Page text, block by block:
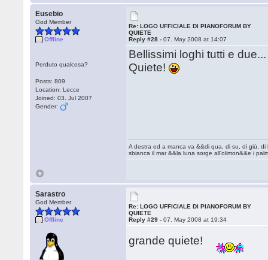
Eusebio
God Member
Offline
Perduto qualcosa?
Posts: 809
Location: Lecce
Joined: 03. Jul 2007
Gender:
Re: LOGO UFFICIALE DI PIANOFORUM BY
QUIETE
Reply #28 -07. May 2008 at 14:07
Bellissimi loghi tutti e
Quiete!
A destra ed a manca va &&di qua, di su, di giù,
sbianca il mar &&la luna sorge all'olimon&&e i
Sarastro
God Member
Offline
Re: LOGO UFFICIALE DI PIANOFORUM BY
QUIETE
Reply #29 -07. May 2008 at 19:34
grande quiete!